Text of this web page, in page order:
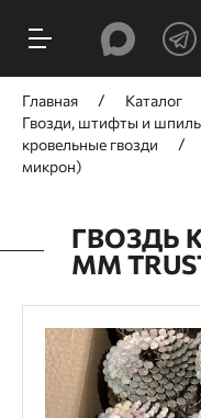
Главная Каталог
Гвозди, штифты и
кровельные гвозди
микрон)
ГВОЗДЬ
ММ